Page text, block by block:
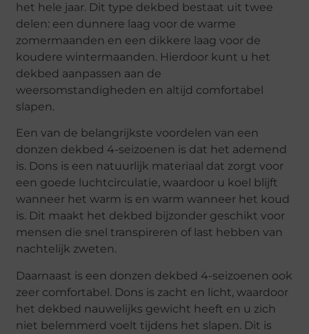
het hele jaar. Dit type dekbed bestaat uit twee
delen: een dunnere laag voor de warme
zomermaanden en een dikkere laag voor de
koudere wintermaanden. Hierdoor kunt u het
dekbed aanpassen aan de
weersomstandigheden en altijd comfortabel
slapen.
Een van de belangrijkste voordelen van een
donzen dekbed 4-seizoenen is dat het ademend
is. Dons is een natuurlijk materiaal dat zorgt voor
een goede luchtcirculatie, waardoor u koel blijft
wanneer het warm is en warm wanneer het koud
is. Dit maakt het dekbed bijzonder geschikt voor
mensen die snel transpireren of last hebben van
nachtelijk zweten.
Daarnaast is een donzen dekbed 4-seizoenen ook
zeer comfortabel. Dons is zacht en licht, waardoor
het dekbed nauwelijks gewicht heeft en u zich
niet belemmerd voelt tijdens het slapen. Dit is